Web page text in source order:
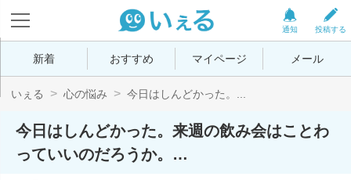
投稿する
通知
新着 おすすめ マイページ メール
いぇる 心の悩み 今日はしんどかった。...
今日はしんどかった。来週の飲み会はことわ
っていいのだろうか。…